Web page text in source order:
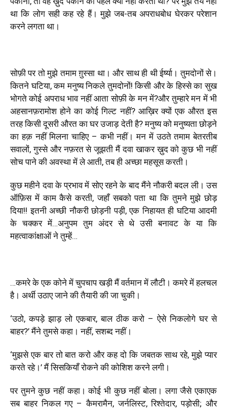
था कि लोग सही कह रहे हैं। मुझे जब-तब अपराधबोध घेरकर परेशान
करने लगता था।
सोफ़ी पर तो मुझे तमाम ग़ुस्सा था। और साथ ही थी ईर्ष्या। तुमदोनों से।
कितने घटिया, कम मनुष्य निकले तुमदोनों!किसी और के हिस्से का सुख
भोगते कोई अपराध भाव नहीं आता सोफ़ी के मन में?और तुम्हारे मन में भी
अहसानफ़रामोश होने का कोई गिल्ट नहीं? आख़िर क्यों एक औरत इस
तरह किसी दूसरी औरत का घर उजाड़ देती है? मनुष्य को मनुष्यता छोड़ने
का हक़ नहीं मिलना चाहिए – कभी नहीं। मन में उठते तमाम बेतरतीब
सवालों, गुस्से और नफ़रत से जूझती मैं दवा खाकर ख़ुद को कुछ भी नहीं
सोच पाने की अवस्था में ले आती, तब ही अच्छा महसूस करती।
कुछ महीने दवा के प्रभाव में सोए रहने के बाद मैंने नौकरी बदल ली। उस
ऑफ़िस में काम कैसे करती, जहाँ सबको पता था कि तुमने मुझे छोड़
दिया!! इतनी अच्छी नौकरी छोड़नी पड़ी, एक निहायत ही घटिया आदमी
के चक्कर में…अनुपम तुम अंदर से थे उसी बनावट के या कि
महत्वाकांक्षाओं ने तुम्हें…
…कमरे के एक कोने में चुपचाप खड़ी मैं वर्तमान में लौटी। कमरे में हलचल
है। अर्थी उठाए जाने की तैयारी की जा चुकी।
‘उठो, कपड़े झाड़ लो एकबार, बाल ठीक करो – ऐसे निकलोगे घर से
बाहर?’ मैंने तुमसे कहा। नहीं, सशब्द नहीं।
‘मुझसे एक बार तो बात करो और कह दो कि जबतक साथ रहे, मुझे प्यार
करते रहे।’ मैं सिसकियाँ रोकने की कोशिश करने लगी।
पर तुमने कुछ नहीं कहा। कोई भी कुछ नहीं बोला। लगा जैसे एकाएक
सब बाहर निकल गए – कैमरामैन, जर्नलिस्ट, रिश्तेदार, पड़ोसी; और